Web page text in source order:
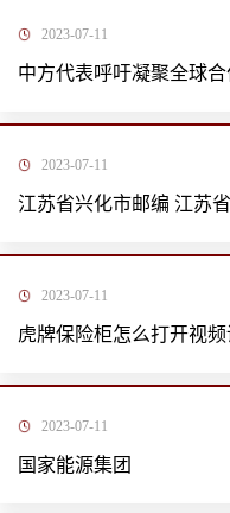
2023-07-11
中方代表呼吁凝聚全球
2023-07-11
江苏省兴化市邮编 江苏
2023-07-11
虎牌保险柜怎么打开视
2023-07-11
国家能源集团